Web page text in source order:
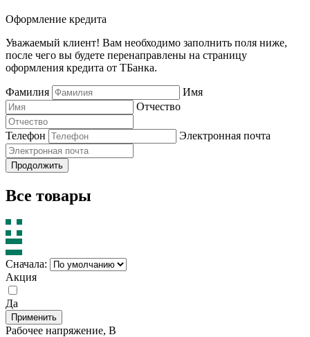
Оформление кредита
Уважаемый клиент! Вам необходимо заполнить поля ниже,
после чего вы будете перенаправлены на страницу
оформления кредита от ТБанка.
Фамилия
Имя
Отчество
Телефон Электронная почта
Продолжить
Все товары
Сначала:
Акция
Да
Применить
Рабочее напряжение, В